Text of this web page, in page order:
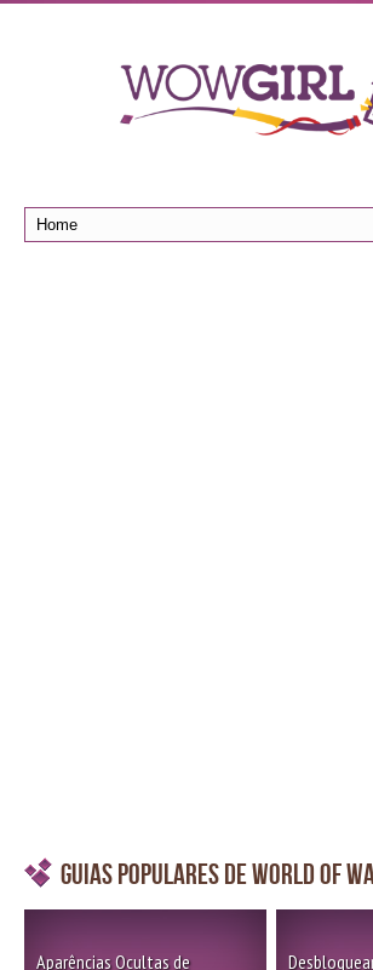
Guias Populares de World of
Aparências Ocultas de